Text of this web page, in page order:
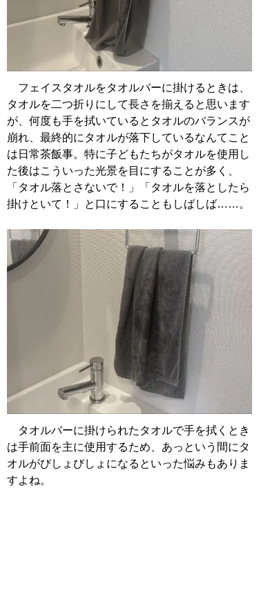
フェイスタオルをタオルバーに掛けるときは、
タオルを二つ折りにして長さを揃えると思います
が、何度も手を拭いているとタオルのバランスが
崩れ、最終的にタオルが落下しているなんてこと
は日常茶飯事。特に子どもたちがタオルを使用し
た後はこういった光景を目にすることが多く、
「タオル落とさないで！」「タオルを落としたら
掛けといて！」と口にすることもしばしば……。
タオルバーに掛けられたタオルで手を拭くとき
は手前面を主に使用するため、あっという間にタ
オルがびしょびしょになるといった悩みもありま
すよね。